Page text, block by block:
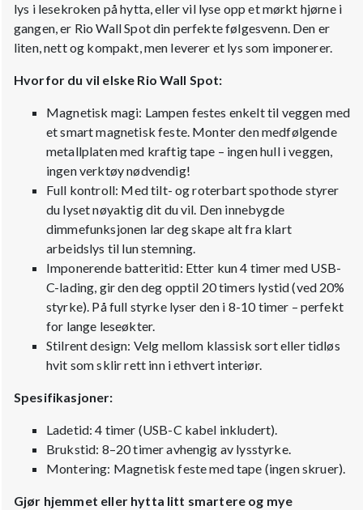
lys i lesekroken på hytta, eller vil lyse opp et mørkt hjørne i
gangen, er Rio Wall Spot din perfekte følgesvenn. Den er
liten, nett og kompakt, men leverer et lys som imponerer.
Hvorfor du vil elske Rio Wall Spot:
Magnetisk magi: Lampen festes enkelt til veggen med
et smart magnetisk feste. Monter den medfølgende
metallplaten med kraftig tape – ingen hull i veggen,
ingen verktøy nødvendig!
Full kontroll: Med tilt- og roterbart spothode styrer
du lyset nøyaktig dit du vil. Den innebygde
dimmefunksjonen lar deg skape alt fra klart
arbeidslys til lun stemning.
Imponerende batteritid: Etter kun 4 timer med USB-
C-lading, gir den deg opptil 20 timers lystid (ved 20%
styrke). På full styrke lyser den i 8-10 timer – perfekt
for lange leseøkter.
Stilrent design: Velg mellom klassisk sort eller tidløs
hvit som sklir rett inn i ethvert interiør.
Spesifikasjoner:
Ladetid: 4 timer (USB-C kabel inkludert).
Brukstid: 8–20 timer avhengig av lysstyrke.
Montering: Magnetisk feste med tape (ingen skruer).
Gjør hjemmet eller hytta litt smartere og mye